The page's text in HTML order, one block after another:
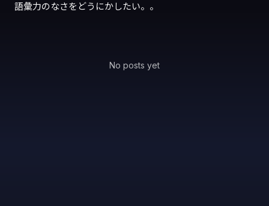
語彙力のなさをどうにかしたい。。
No posts yet